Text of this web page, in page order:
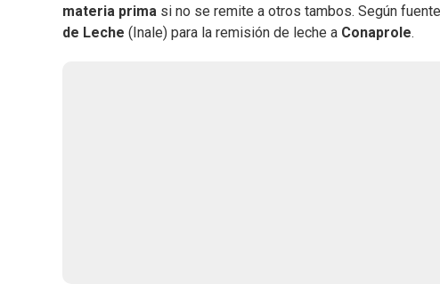
materia prima si no se remite a otros tambos. Según
de Leche (Inale) para la remisión de leche a Conaprole.